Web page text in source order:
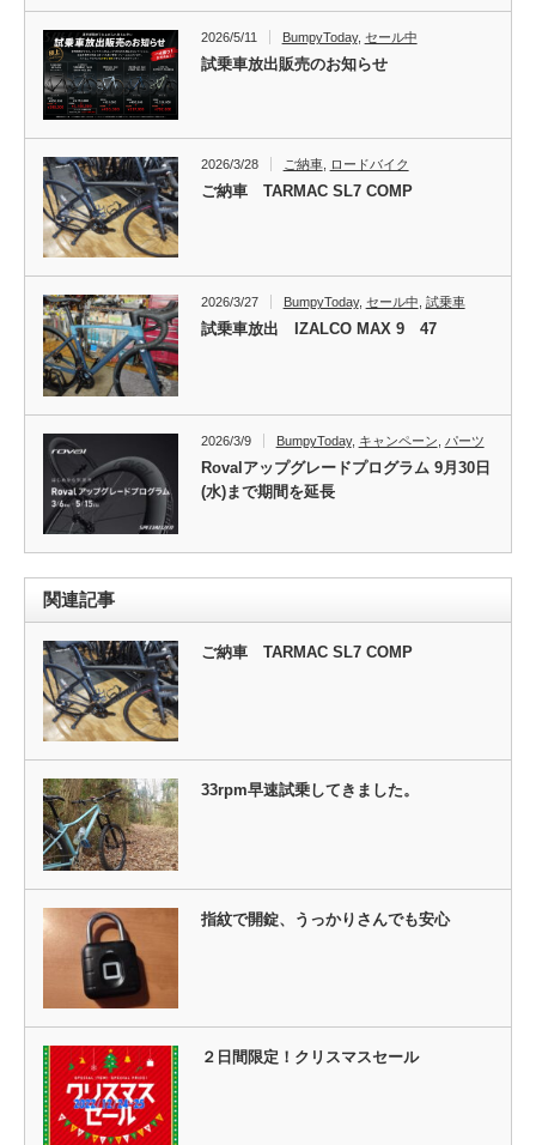
2026/5/11 BumpyToday, セール中
試乗車放出販売のお知らせ
2026/3/28 ご納車, ロードバイク
ご納車 TARMAC SL7 COMP
2026/3/27 BumpyToday, セール中, 試乗車
試乗車放出 IZALCO MAX 9 47
2026/3/9 BumpyToday, キャンペーン パーツ
Rovalアップグレードプログラム 9月30日
(水)まで期間を延長
関連記事
ご納車 TARMAC SL7 COMP
33rpm早速試乗してきました。
指紋で開錠、うっかりさんでも安心
２日間限定！クリスマスセール